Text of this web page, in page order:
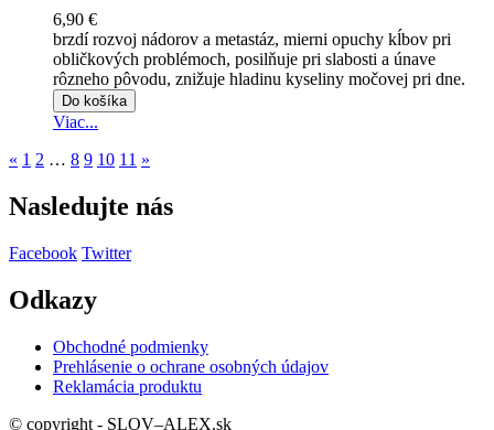
6,90 €
brzdí rozvoj nádorov a metastáz, mierni opuchy kĺbov pri
obličkových problémoch, posilňuje pri slabosti a únave
rôzneho pôvodu, znižuje hladinu kyseliny močovej pri dne.
Do košíka
Viac...
« 1 2 … 8 9 10 11 »
Nasledujte nás
Facebook Twitter
Odkazy
Obchodné podmienky
Prehlásenie o ochrane osobných údajov
Reklamácia produktu
© copyright - SLOV–ALEX.sk